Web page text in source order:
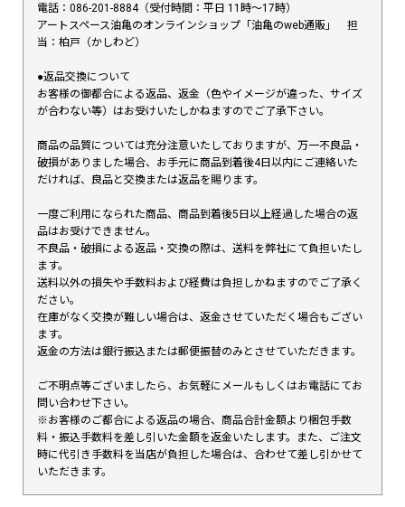
電話：086-201-8884（受付時間：平日 11時〜17時）
アートスペース油亀のオンラインショップ「油亀のweb通販」 担
当：柏戸（かしわど）
●返品交換について
お客様の御都合による返品、返金（色やイメージが違った、サイズ
が合わない等）はお受けいたしかねますのでご了承下さい。
商品の品質については充分注意いたしておりますが、万一不良品・
破損がありました場合、お手元に商品到着後4日以内にご連絡いた
だければ、良品と交換または返品を賜ります。
一度ご利用になられた商品、商品到着後5日以上経過した場合の返
品はお受けできません。
不良品・破損による返品・交換の際は、送料を弊社にて負担いたし
ます。
送料以外の損失や手数料および経費は負担しかねますのでご了承く
ださい。
在庫がなく交換が難しい場合は、返金させていただく場合もござい
ます。
返金の方法は銀行振込または郵便振替のみとさせていただきます。
ご不明点等ございましたら、お気軽にメールもしくはお電話にてお
問い合わせ下さい。
※お客様のご都合による返品の場合、商品合計金額より梱包手数
料・振込手数料を差し引いた金額を返金いたします。また、ご注文
時に代引き手数料を当店が負担した場合は、合わせて差し引かせて
いただきます。